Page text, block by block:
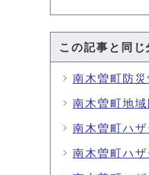
この記事と同じ
南木曽町防災
南木曽町地
南木曽町ハ
南木曽町ハ